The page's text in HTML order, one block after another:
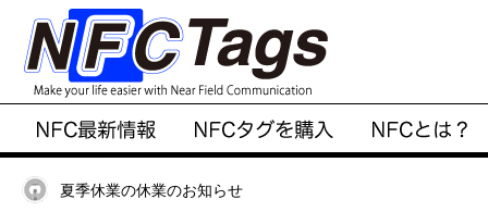
夏季休業の休業のお知らせ